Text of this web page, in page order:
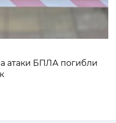
атаки БПЛА погибли